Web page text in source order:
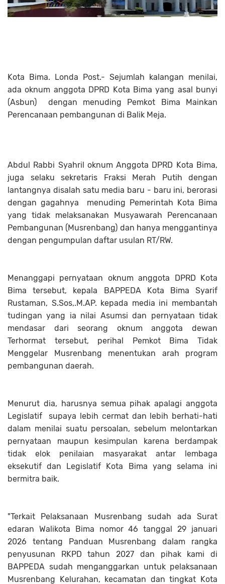
Kota Bima. Londa Post.- Sejumlah kalangan menilai,
ada oknum anggota DPRD Kota Bima yang asal bunyi
(Asbun) dengan menuding Pemkot Bima Mainkan
Perencanaan pembangunan di Balik Meja.
Abdul Rabbi Syahril oknum Anggota DPRD Kota Bima,
juga selaku sekretaris Fraksi Merah Putih dengan
lantangnya disalah satu media baru - baru ini, berorasi
dengan gagahnya menuding Pemerintah Kota Bima
yang tidak melaksanakan Musyawarah Perencanaan
Pembangunan (Musrenbang) dan hanya menggantinya
dengan pengumpulan daftar usulan RT/RW.
Menanggapi pernyataan oknum anggota DPRD Kota
Bima tersebut, kepala BAPPEDA Kota Bima Syarif
Rustaman, S.Sos,.M.AP. kepada media ini membantah
tudingan yang ia nilai Asumsi dan pernyataan tidak
mendasar dari seorang oknum anggota dewan
Terhormat tersebut, perihal Pemkot Bima Tidak
Menggelar Musrenbang menentukan arah program
pembangunan daerah.
Menurut dia, harusnya semua pihak apalagi anggota
Legislatif supaya lebih cermat dan lebih berhati-hati
dalam menilai suatu persoalan, sebelum melontarkan
pernyataan maupun kesimpulan karena berdampak
tidak elok penilaian masyarakat antar lembaga
eksekutif dan Legislatif Kota Bima yang selama ini
bermitra baik.
"Terkait Pelaksanaan Musrenbang sudah ada Surat
edaran Walikota Bima nomor 46 tanggal 29 januari
2026 tentang Panduan Musrenbang dalam rangka
penyusunan RKPD tahun 2027 dan pihak kami di
BAPPEDA sudah menganggarkan untuk pelaksanaan
Musrenbang Kelurahan, kecamatan dan tingkat Kota